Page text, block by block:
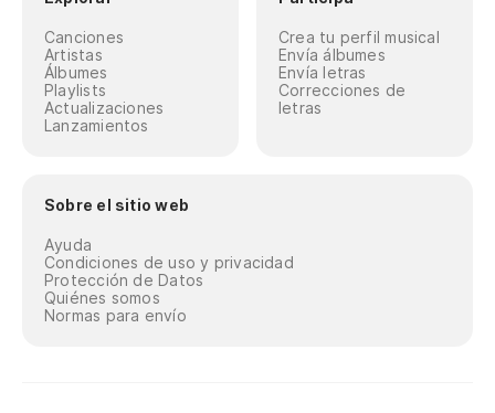
Canciones
Artistas
Álbumes
Playlists
Actualizaciones
Lanzamientos
Crea tu perfil musical
Envía álbumes
Envía letras
Correcciones de
letras
Sobre el sitio web
Ayuda
Condiciones de uso y privacidad
Protección de Datos
Quiénes somos
Normas para envío